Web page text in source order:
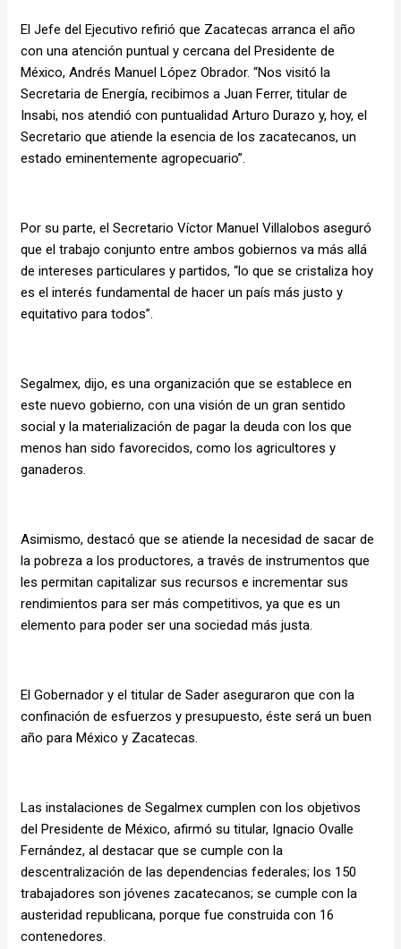
El Jefe del Ejecutivo refirió que Zacatecas arranca el año
con una atención puntual y cercana del Presidente de
México, Andrés Manuel López Obrador. “Nos visitó la
Secretaria de Energía, recibimos a Juan Ferrer, titular de
Insabi, nos atendió con puntualidad Arturo Durazo y, hoy, el
Secretario que atiende la esencia de los zacatecanos, un
estado eminentemente agropecuario”.
Por su parte, el Secretario Víctor Manuel Villalobos aseguró
que el trabajo conjunto entre ambos gobiernos va más allá
de intereses particulares y partidos, “lo que se cristaliza hoy
es el interés fundamental de hacer un país más justo y
equitativo para todos”.
Segalmex, dijo, es una organización que se establece en
este nuevo gobierno, con una visión de un gran sentido
social y la materialización de pagar la deuda con los que
menos han sido favorecidos, como los agricultores y
ganaderos.
Asimismo, destacó que se atiende la necesidad de sacar de
la pobreza a los productores, a través de instrumentos que
les permitan capitalizar sus recursos e incrementar sus
rendimientos para ser más competitivos, ya que es un
elemento para poder ser una sociedad más justa.
El Gobernador y el titular de Sader aseguraron que con la
confinación de esfuerzos y presupuesto, éste será un buen
año para México y Zacatecas.
Las instalaciones de Segalmex cumplen con los objetivos
del Presidente de México, afirmó su titular, Ignacio Ovalle
Fernández, al destacar que se cumple con la
descentralización de las dependencias federales; los 150
trabajadores son jóvenes zacatecanos; se cumple con la
austeridad republicana, porque fue construida con 16
contenedores.